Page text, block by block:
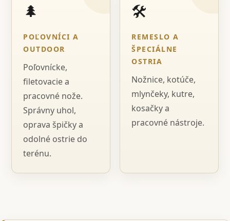
🌲
POĽOVNÍCI A
OUTDOOR
Poľovnícke,
filetovacie a
pracovné nože.
Správny uhol,
oprava špičky a
odolné ostrie do
terénu.
🛠️
REMESLO A
ŠPECIÁLNE
OSTRIA
Nožnice, kotúče,
mlynčeky, kutre,
kosačky a
pracovné nástroje.